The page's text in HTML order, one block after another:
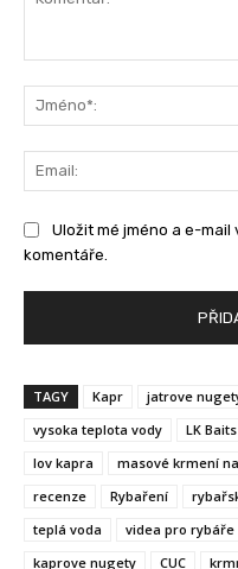
Uložit mé jméno a e-
komentáře.
TAGY Kapr jatrove
vysoka teplota vody
LK Baits
lov kapra
masové krmení
recenze
Rybaření
teplá voda
videa pro rybáře
kaprove nugety
CUC